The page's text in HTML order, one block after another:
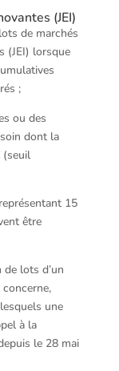
(JEI)
de marchés
(JEI) lorsque
;
ou des
dont la
(seuil
15
être
lots d’un
une
à la
le 28 mai